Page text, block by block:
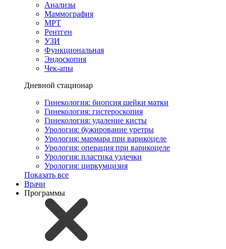
Анализы
Маммография
МРТ
Рентген
УЗИ
Функциональная
Эндоскопия
Чек-апы
Дневной стационар
Гинекология: биопсия шейки матки
Гинекология: гистероскопия
Гинекология: удаление кисты
Урология: бужирование уретры
Урология: мармара при варикоцеле
Урология: операция при варикоцеле
Урология: пластика уздечки
Урология: циркумцизия
Показать все
Врачи
Программы